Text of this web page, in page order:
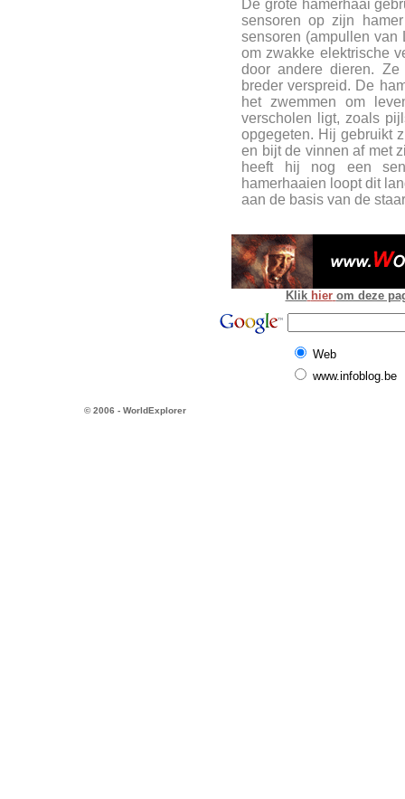
De grote hamerhaai
sensoren op zijn
sensoren (ampullen
om zwakke elektrische
door andere dieren.
breder verspreid. De
het zwemmen om
verscholen ligt, zoals
opgegeten. Hij gebruikt
en bijt de vinnen af met
heeft hij nog een
hamerhaaien loopt dit
aan de basis van de
Klik hier om deze
Web
www.infoblog.be
© 2006 - WorldExplorer